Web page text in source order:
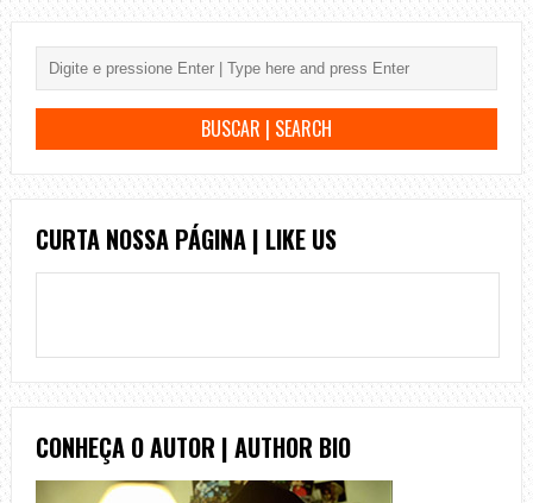
CURTA NOSSA PÁGINA | LIKE US
CONHEÇA O AUTOR | AUTHOR BIO